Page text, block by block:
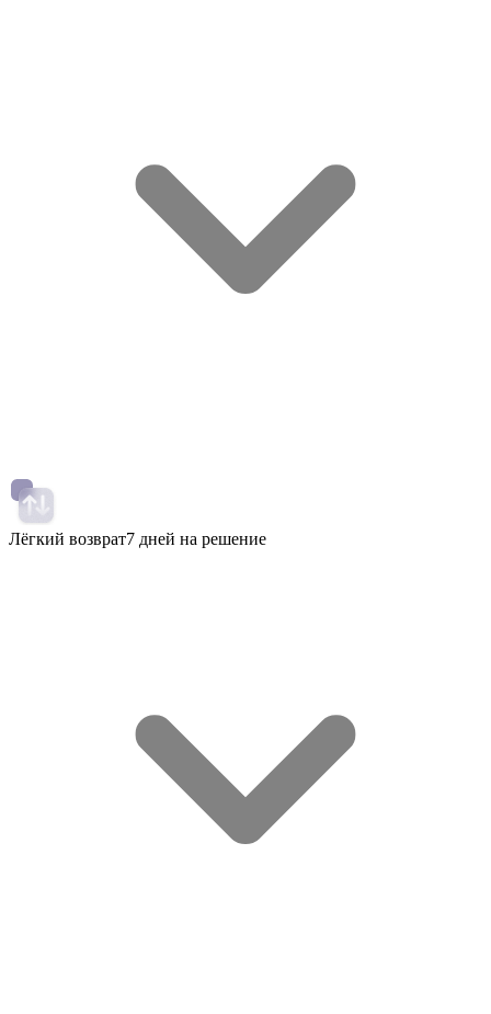
Лёгкий возврат7 дней на решение